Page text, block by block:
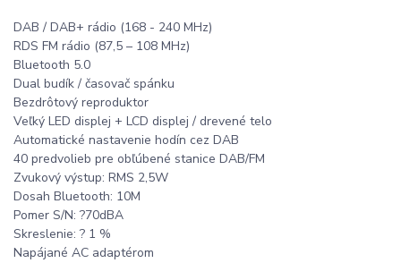
DAB / DAB+ rádio (168 - 240 MHz)
RDS FM rádio (87,5 – 108 MHz)
Bluetooth 5.0
Dual budík / časovač spánku
Bezdrôtový reproduktor
Veľký LED displej + LCD displej / drevené telo
Automatické nastavenie hodín cez DAB
40 predvolieb pre obľúbené stanice DAB/FM
Zvukový výstup: RMS 2,5W
Dosah Bluetooth: 10M
Pomer S/N: ?70dBA
Skreslenie: ? 1 %
Napájané AC adaptérom